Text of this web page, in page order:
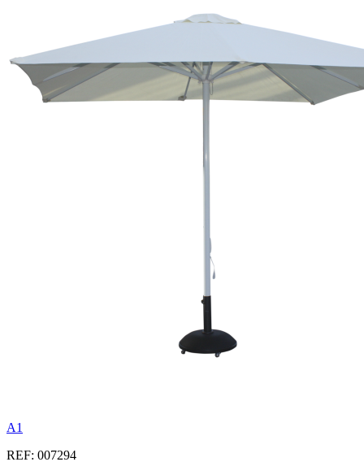
A1
REF: 007294